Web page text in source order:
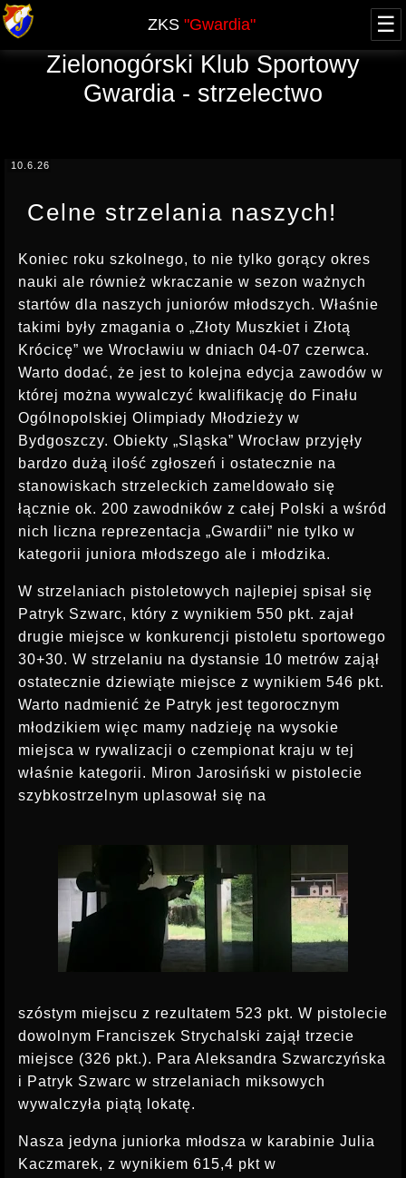
ZKS"Gwardia" ☰
JUBILEUSZ 60-lecia
XXV FOOM 2019
ARCHIWUM
PRZYSTĄPIENIE
LICENCJA PZSS
POZWOLENIE NA BROŃ
KOMUNIKATY
KURSY
TERMINY KURSÓW, UPRAWNIENIA
KWALIFIKOWANY PRACOWNIK OCHRONY
DOSKONALĄCY PRACOWNIKA OCHRONY
KURS DETEKTYWA
PROWADZĄCY STRZELANIE
INSTRUKTOR STRZELECTWA
OFERTA
RODO
KONTAKT
Zielonogórski Klub Sportowy
Gwardia - strzelectwo
Celne strzelania naszych!
10.6.26
Koniec roku szkolnego, to nie tylko gorący okres
nauki ale również wkraczanie w sezon ważnych
startów dla naszych juniorów młodszych. Właśnie
takimi były zmagania o „Złoty Muszkiet i Złotą
Krócicę” we Wrocławiu w dniach 04-07 czerwca.
Warto dodać, że jest to kolejna edycja zawodów w
której można wywalczyć kwalifikację do Finału
Ogólnopolskiej Olimpiady Młodzieży w
Bydgoszczy. Obiekty „Sląska” Wrocław przyjęły
bardzo dużą ilość zgłoszeń i ostatecznie na
stanowiskach strzeleckich zameldowało się
łącznie ok. 200 zawodników z całej Polski a wśród
nich liczna reprezentacja „Gwardii” nie tylko w
kategorii juniora młodszego ale i młodzika.
W strzelaniach pistoletowych najlepiej spisał się
Patryk Szwarc, który z wynikiem 550 pkt. zajał
drugie miejsce w konkurencji pistoletu sportowego
30+30. W strzelaniu na dystansie 10 metrów zajął
ostatecznie dziewiąte miejsce z wynikiem 546 pkt.
Warto nadmienić że Patryk jest tegorocznym
młodzikiem więc mamy nadzieję na wysokie
miejsca w rywalizacji o czempionat kraju w tej
właśnie kategorii. Miron Jarosiński w pistolecie
szybkostrzelnym uplasował się na
szóstym miejscu z rezultatem 523 pkt. W pistolecie
dowolnym Franciszek Strychalski zajął trzecie
miejsce (326 pkt.). Para Aleksandra Szwarczyńska
i Patryk Szwarc w strzelaniach miksowych
wywalczyła piątą lokatę.
Nasza jedyna juniorka młodsza w karabinie Julia
Kaczmarek, z wynikiem 615,4 pkt w